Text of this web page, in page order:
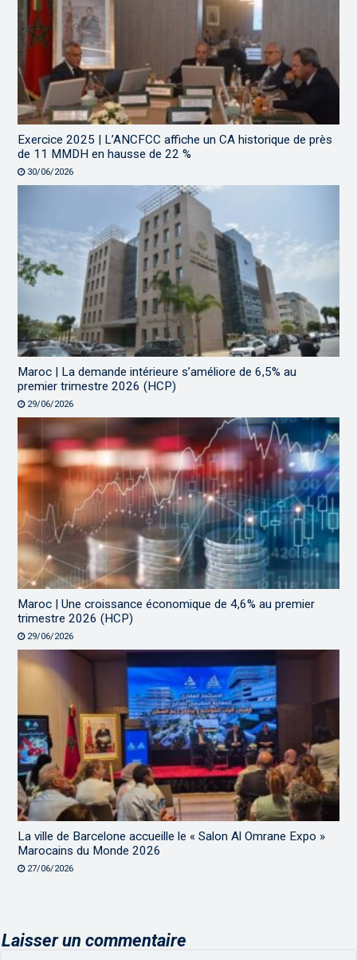
Exercice 2025 | L’ANCFCC affiche un CA historique de près
de 11 MMDH en hausse de 22 %
30/06/2026
Maroc | La demande intérieure s’améliore de 6,5% au
premier trimestre 2026 (HCP)
29/06/2026
Maroc | Une croissance économique de 4,6% au premier
trimestre 2026 (HCP)
29/06/2026
La ville de Barcelone accueille le « Salon Al Omrane Expo »
Marocains du Monde 2026
27/06/2026
Laisser un commentaire